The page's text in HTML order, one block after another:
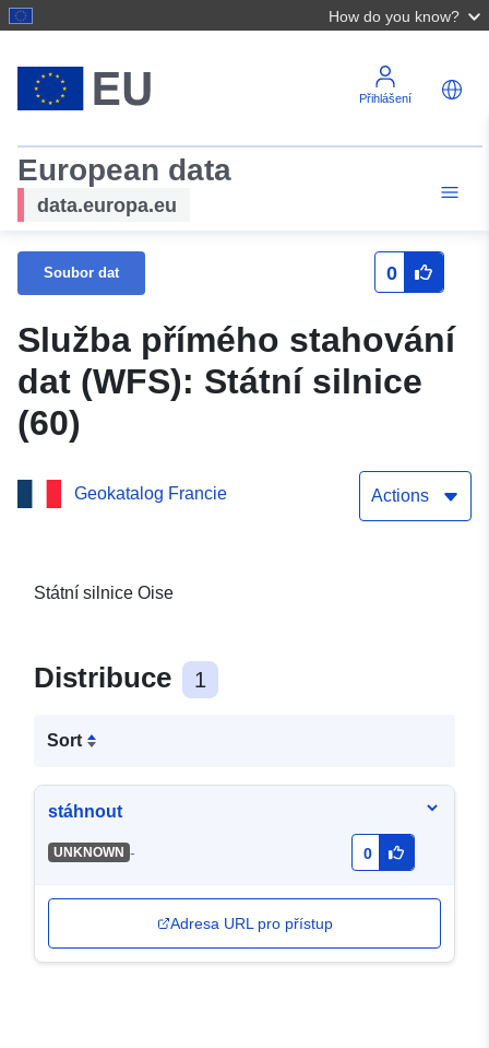
How do you know?
Přihlášení
European data
data.europa.eu
Soubor dat 0
Služba přímého stahování
dat (WFS): Státní silnice
(60)
Geokatalog Francie Actions
Státní silnice Oise
Distribuce 1
Sort
stáhnout
UNKNOWN - 0
Adresa URL pro přístup